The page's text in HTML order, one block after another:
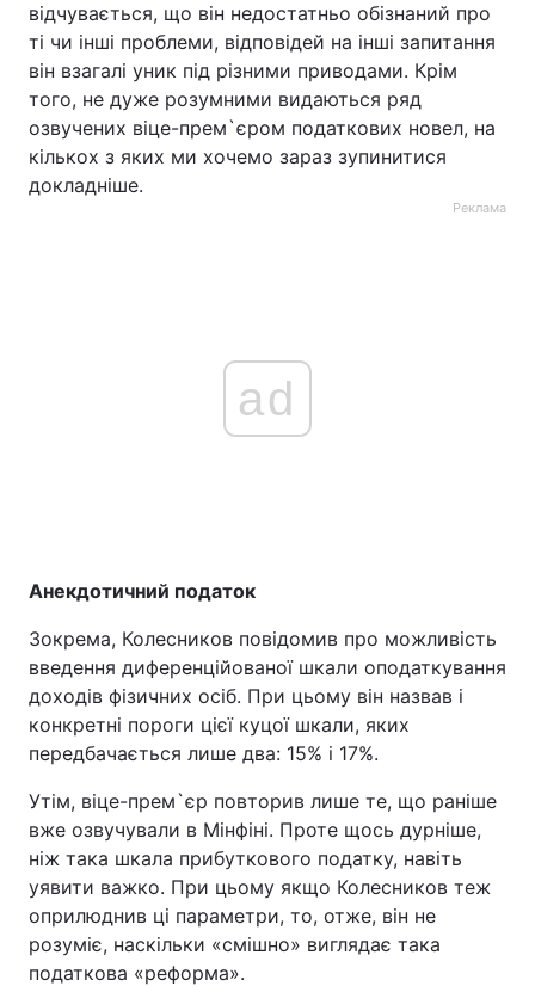
відчувається, що він недостатньо обізнаний про
ті чи інші проблеми, відповідей на інші запитання
він взагалі уник під різними приводами. Крім
того, не дуже розумними видаються ряд
озвучених віце-прем`єром податкових новел, на
кількох з яких ми хочемо зараз зупинитися
докладніше.
Реклама
ad
Анекдотичний податок
Зокрема, Колесников повідомив про можливість
введення диференційованої шкали оподаткування
доходів фізичних осіб. При цьому він назвав і
конкретні пороги цієї куцої шкали, яких
передбачається лише два: 15% і 17%.
Утім, віце-прем`єр повторив лише те, що раніше
вже озвучували в Мінфіні. Проте щось дурніше,
ніж така шкала прибуткового податку, навіть
уявити важко. При цьому якщо Колесников теж
оприлюднив ці параметри, то, отже, він не
розуміє, наскільки «смішно» виглядає така
податкова «реформа».